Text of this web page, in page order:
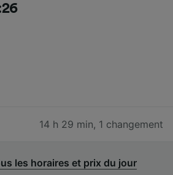
14 h 29 min, 1 changement
les horaires et prix du jour